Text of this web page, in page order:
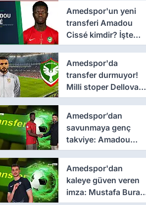
3 yıllık imza
Amedspor'un yeni
transferi Amadou
Cissé kimdir? İşte
kariyeri ve forma
giydiği takımlar
Amedspor'da
transfer durmuyor!
Milli stoper Dellova
imza için Türkiye'ye
geldi
Amedspor’dan
savunmaya genç
takviye: Amadou
Cissé ile 3 yıllık
sözleşme
Amedspor'dan
kaleye güven veren
imza: Mustafa Burak